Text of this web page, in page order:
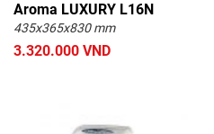
Aroma LUXURY L16N
435x365x830 mm
3.320.000 VND